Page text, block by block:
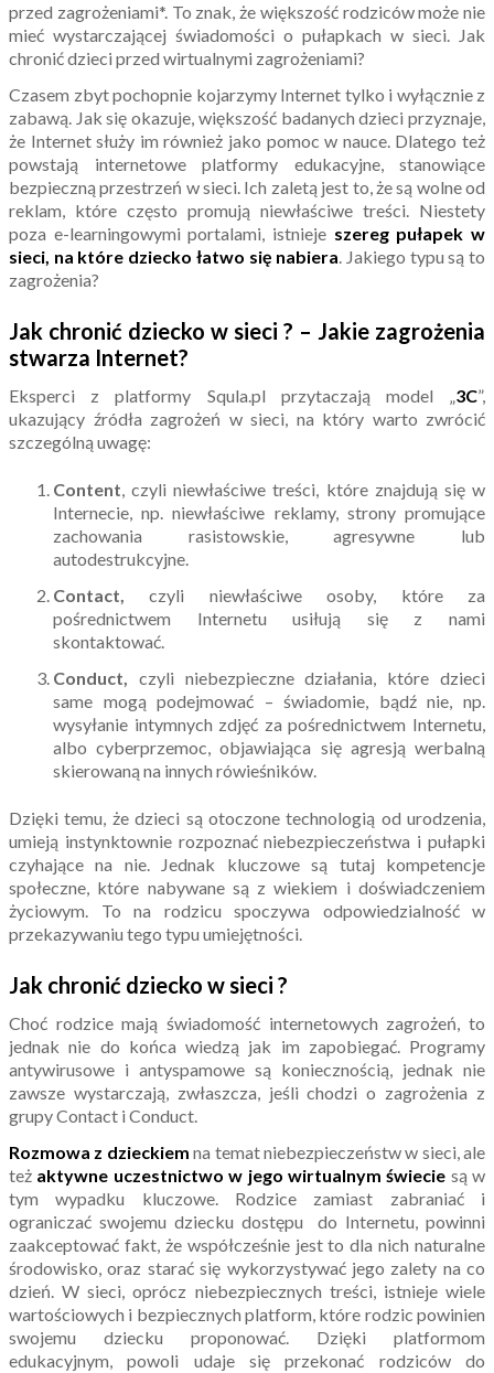
przed zagrożeniami*. To znak, że większość rodziców może nie
mieć wystarczającej świadomości o pułapkach w sieci. Jak
chronić dzieci przed wirtualnymi zagrożeniami?
Czasem zbyt pochopnie kojarzymy Internet tylko i wyłącznie z
zabawą. Jak się okazuje, większość badanych dzieci przyznaje,
że Internet służy im również jako pomoc w nauce. Dlatego też
powstają internetowe platformy edukacyjne, stanowiące
bezpieczną przestrzeń w sieci. Ich zaletą jest to, że są wolne od
reklam, które często promują niewłaściwe treści. Niestety
poza e-learningowymi portalami, istnieje szereg pułapek w
sieci, na które dziecko łatwo się nabiera. Jakiego typu są to
zagrożenia?
Jak chronić dziecko w sieci ? – Jakie zagrożenia
stwarza Internet?
Eksperci z platformy Squla.pl przytaczają model „3C”,
ukazujący źródła zagrożeń w sieci, na który warto zwrócić
szczególną uwagę:
Content, czyli niewłaściwe treści, które znajdują się w
Internecie, np. niewłaściwe reklamy, strony promujące
zachowania rasistowskie, agresywne lub
autodestrukcyjne.
Contact,czyli niewłaściwe osoby, które za
pośrednictwem Internetu usiłują się z nami
skontaktować.
Conduct, czyli niebezpieczne działania, które dzieci
same mogą podejmować – świadomie, bądź nie, np.
wysyłanie intymnych zdjęć za pośrednictwem Internetu,
albo cyberprzemoc, objawiająca się agresją werbalną
skierowaną na innych rówieśników.
Dzięki temu, że dzieci są otoczone technologią od urodzenia,
umieją instynktownie rozpoznać niebezpieczeństwa i pułapki
czyhające na nie. Jednak kluczowe są tutaj kompetencje
społeczne, które nabywane są z wiekiem i doświadczeniem
życiowym. To na rodzicu spoczywa odpowiedzialność w
przekazywaniu tego typu umiejętności.
Jak chronić dziecko w sieci ?
Choć rodzice mają świadomość internetowych zagrożeń, to
jednak nie do końca wiedzą jak im zapobiegać. Programy
antywirusowe i antyspamowe są koniecznością, jednak nie
zawsze wystarczają, zwłaszcza, jeśli chodzi o zagrożenia z
grupy Contact i Conduct.
Rozmowa z dzieckiem na temat niebezpieczeństw w sieci, ale
też aktywne uczestnictwo w jego wirtualnym świecie są w
tym wypadku kluczowe. Rodzice zamiast zabraniać i
ograniczać swojemu dziecku dostępu do Internetu, powinni
zaakceptować fakt, że współcześnie jest to dla nich naturalne
środowisko, oraz starać się wykorzystywać jego zalety na co
dzień. W sieci, oprócz niebezpiecznych treści, istnieje wiele
wartościowych i bezpiecznych platform, które rodzic powinien
swojemu dziecku proponować. Dzięki platformom
edukacyjnym, powoli udaje się przekonać rodziców do